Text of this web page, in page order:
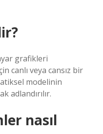
grafikleri
canlı veya cansız bir
modelinin
adlandırılır.
nasıl